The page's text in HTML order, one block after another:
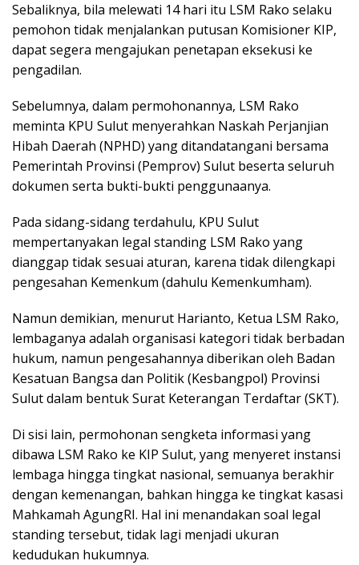
Sebaliknya, bila melewati 14 hari itu LSM Rako selaku
pemohon tidak menjalankan putusan Komisioner KIP,
dapat segera mengajukan penetapan eksekusi ke
pengadilan.
Sebelumnya, dalam permohonannya, LSM Rako
meminta KPU Sulut menyerahkan Naskah Perjanjian
Hibah Daerah (NPHD) yang ditandatangani bersama
Pemerintah Provinsi (Pemprov) Sulut beserta seluruh
dokumen serta bukti-bukti penggunaanya.
Pada sidang-sidang terdahulu, KPU Sulut
mempertanyakan legal standing LSM Rako yang
dianggap tidak sesuai aturan, karena tidak dilengkapi
pengesahan Kemenkum (dahulu Kemenkumham).
Namun demikian, menurut Harianto, Ketua LSM Rako,
lembaganya adalah organisasi kategori tidak berbadan
hukum, namun pengesahannya diberikan oleh Badan
Kesatuan Bangsa dan Politik (Kesbangpol) Provinsi
Sulut dalam bentuk Surat Keterangan Terdaftar (SKT).
Di sisi lain, permohonan sengketa informasi yang
dibawa LSM Rako ke KIP Sulut, yang menyeret instansi
lembaga hingga tingkat nasional, semuanya berakhir
dengan kemenangan, bahkan hingga ke tingkat kasasi
Mahkamah AgungRI. Hal ini menandakan soal legal
standing tersebut, tidak lagi menjadi ukuran
kedudukan hukumnya.